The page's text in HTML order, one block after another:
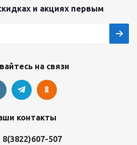
и акциях первым
на связи
контакты
8(3822)607-507